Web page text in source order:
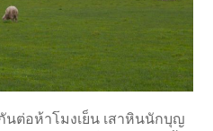
นต่อห้าโมงเย็น เสาหินนักบุญ